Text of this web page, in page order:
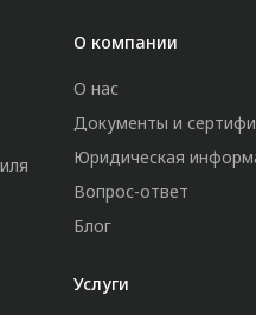
О компании
О нас
Документы и
Юридическая
Вопрос-ответ
Блог
Услуги